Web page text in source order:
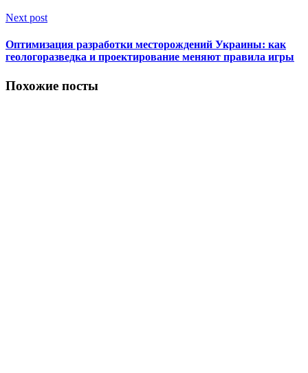
Next post
Оптимизация разработки месторождений Украины: как
геологоразведка и проектирование меняют правила игры
Похожие посты